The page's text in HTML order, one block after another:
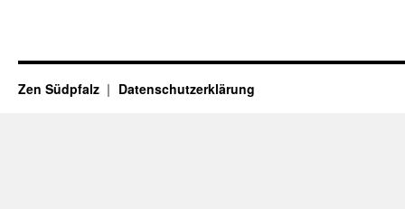
Zen Südpfalz Datenschutzerklärung